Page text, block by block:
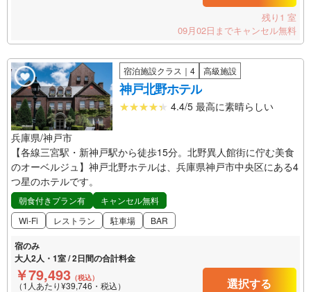
残り1 室
09月02日までキャンセル無料
宿泊施設クラス｜4 高級施設
神戸北野ホテル
4.4/5 最高に素晴らしい
兵庫県/神戸市
【各線三宮駅・新神戸駅から徒歩15分。北野異人館街に佇む美食
のオーベルジュ】神戸北野ホテルは、兵庫県神戸市中央区にある4
つ星のホテルです。
朝食付きプラン有
キャンセル無料
Wi-Fi
レストラン 駐車場 BAR
宿のみ
大人2人・1室 / 2日間の合計料金
￥79,493 （税込）
（1人あたり¥39,746・税込） 選択する